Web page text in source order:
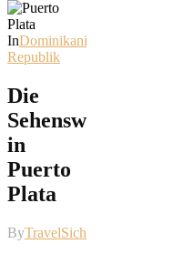
InDominikanische
Republik
Die
Sehenswürdigkeiten
in
Puerto
Plata
ByTravelSicht